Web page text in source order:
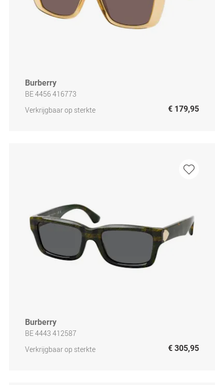
Burberry
BE 4456 416773
Verkrijgbaar op sterkte
€ 179,95
Burberry
BE 4443 412587
Verkrijgbaar op sterkte
€ 305,95